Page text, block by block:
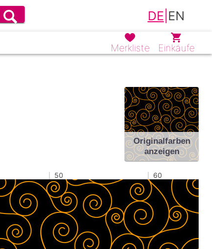
DE EN
Merkliste Einkäufe
Originalfarben
anzeigen